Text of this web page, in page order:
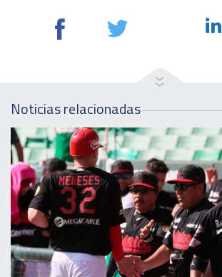
Noticias relacionadas